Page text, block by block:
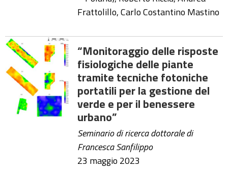
Frattolillo, Carlo Costantino Mastino
“Monitoraggio delle risposte
fisiologiche delle piante
tramite tecniche fotoniche
portatili per la gestione del
verde e per il benessere
urbano”
Seminario di ricerca dottorale di
Francesca Sanfilippo
23 maggio 2023